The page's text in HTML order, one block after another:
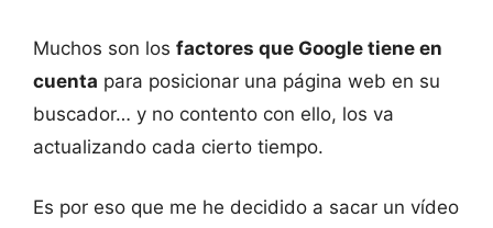
Muchos son los factores que Google tiene en
cuenta para posicionar una página web en su
buscador… y no contento con ello, los va
actualizando cada cierto tiempo.
Es por eso que me he decidido a sacar un vídeo